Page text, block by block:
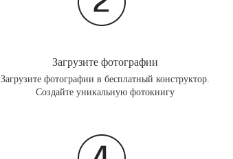
Загрузите фотографии
Загрузите фотографии в бесплатный конструктор.
Создайте уникальную фотокнигу